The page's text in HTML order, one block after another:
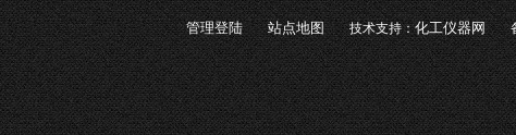
管理登陆 站点地图 技术支持：化工仪器网